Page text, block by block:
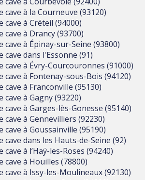
cave à la Courneuve (93120)
cave à Créteil (94000)
cave à Drancy (93700)
cave à Épinay-sur-Seine (93800)
cave dans l'Essonne (91)
cave à Évry-Courcouronnes (91000)
cave à Fontenay-sous-Bois (94120)
cave à Franconville (95130)
à Gagny (93220)
cave à Garges-lès-Gonesse (95140)
cave à Gennevilliers (92230)
cave à Goussainville (95190)
cave dans les Hauts-de-Seine (92)
à l’Haÿ-les-Roses (94240)
cave à Houilles (78800)
cave à Issy-les-Moulineaux (92130)